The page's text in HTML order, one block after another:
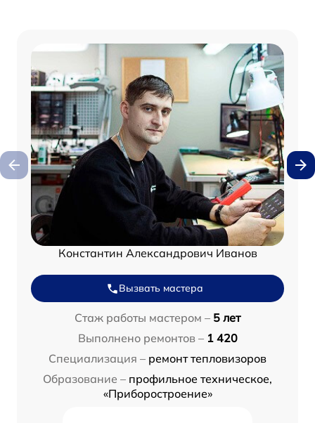
Константин Александрович Иванов
Вызвать мастера
Стаж работы мастером – 5 лет
Выполнено ремонтов – 1 420
Специализация – ремонт тепловизоров
Образование – профильное техническое,
«Приборостроение»